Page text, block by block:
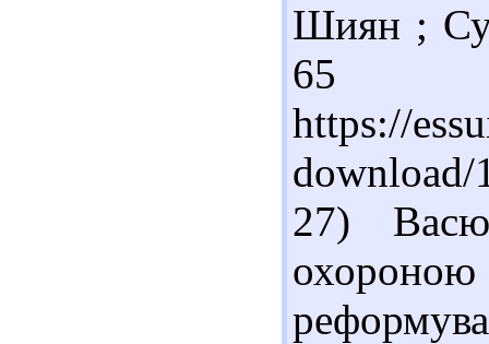
Шиян ;
65
https://
download/
27)